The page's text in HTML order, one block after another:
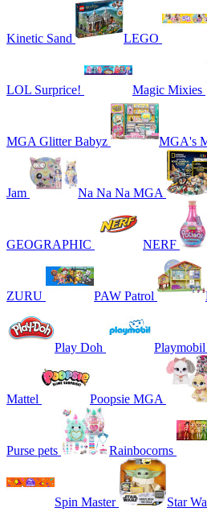
Kinetic Sand LEGO
LOL Surprice! Magic Mixies
MGA Glitter Babyz MGA's
Jam Na Na Na MGA
GEOGRAPHIC NERF
ZURU PAW Patrol
Play Doh Playmobil
Mattel Poopsie MGA
Purse pets Rainbocorns
Spin Master Star